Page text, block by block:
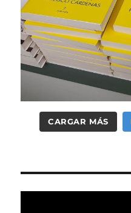
CARGAR MÁS